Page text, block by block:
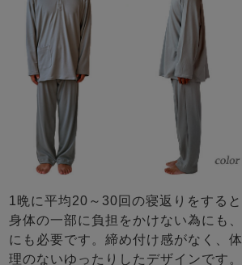
1晩に平均20～30回の寝返りをすると
身体の一部に負担をかけない為にも
にも必要です。締め付け感がなく、
理のないゆったりしたデザインです。